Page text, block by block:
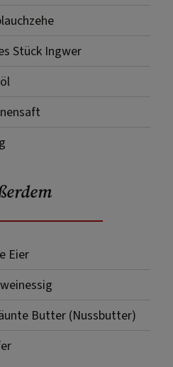
Stück Ingwer
Eier
Butter (Nussbutter)